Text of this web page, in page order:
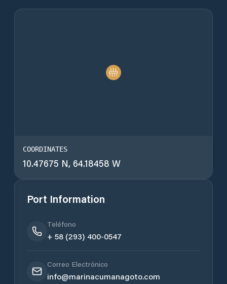
COORDINATES
10.47675 N, 64.18458 W
Port Information
Teléfono
+ 58 (293) 400-0547
Correo Electrónico
info@marinacumanagoto.com